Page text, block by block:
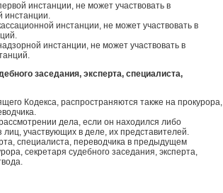
инстанции, не может участвовать в
инстанции.
инстанции, не может участвовать в
инстанции, не может участвовать в
заседания, эксперта, специалиста,
Кодекса, распространяются также на прокурора,
дела, если он находился либо
участвующих в деле, их представителей.
специалиста, переводчика в предыдущем
секретаря судебного заседания, эксперта,